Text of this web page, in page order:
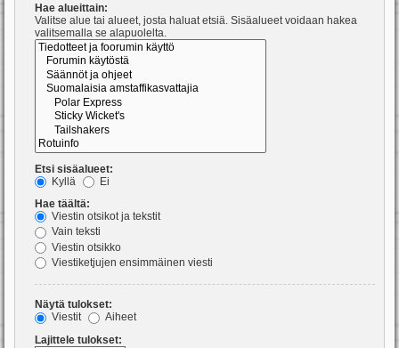
Hae alueittain:
Valitse alue tai alueet, josta haluat etsiä. Sisäalueet voidaan hakea
valitsemalla se alapuolelta.
Etsi sisäalueet:
Kyllä
Ei
Hae täältä:
Viestin otsikot ja tekstit
Vain teksti
Viestin otsikko
Viestiketjujen ensimmäinen viesti
Näytä tulokset:
Viestit
Aiheet
Lajittele tulokset: